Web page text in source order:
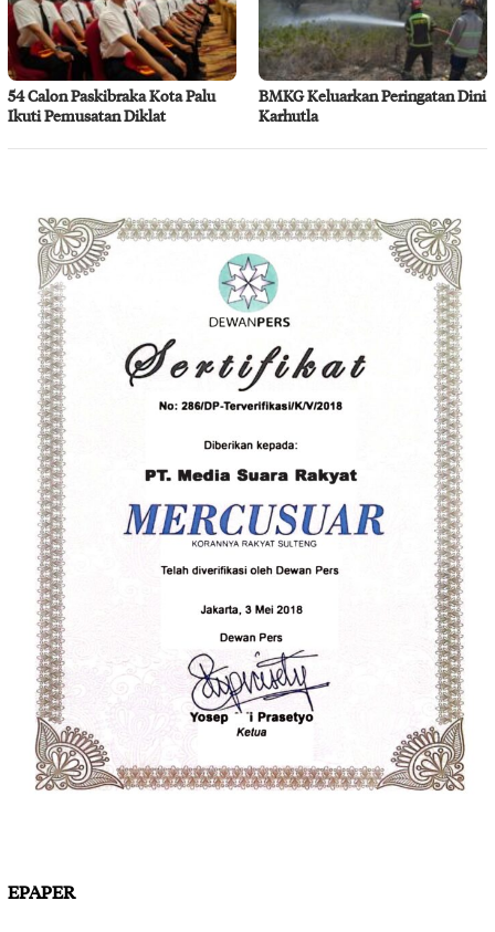
54 Calon Paskibraka Kota Palu
Ikuti Pemusatan Diklat
BMKG Keluarkan Peringatan Dini
Karhutla
EPAPER